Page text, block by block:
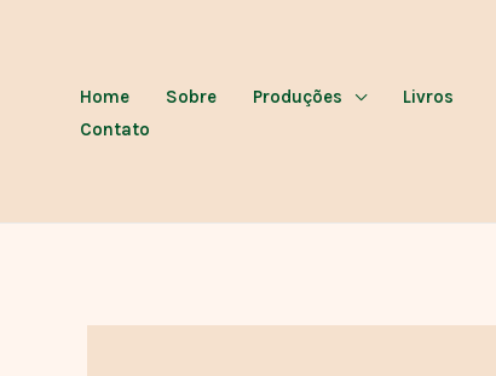
conteúdo
Home Sobre Produções
Livros
Contato